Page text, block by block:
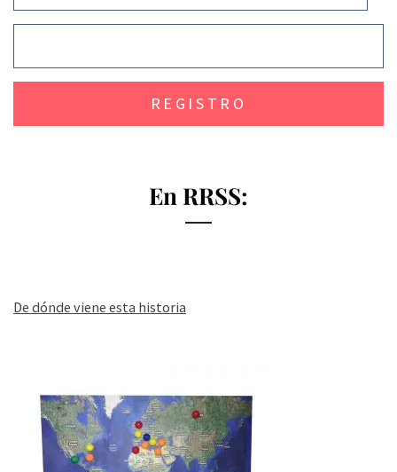
En RRSS:
De dónde viene esta historia